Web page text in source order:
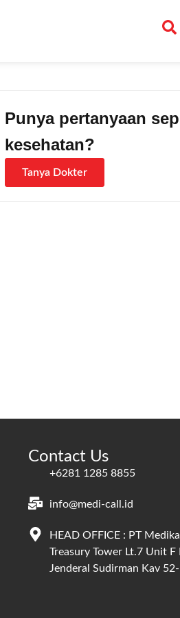
Punya pertanyaan
kesehatan?
Tanya Dokter
Contact Us
+6281 1285 8855
info@medi-call.id
HEAD OFFICE : PT
Treasury Tower Lt.7 Unit
Jenderal Sudirman Kav